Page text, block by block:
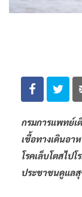
กรมการแพทย์
เชื้อทางเดินอา
โรคเล็บโตสไป
ประชาชนดูแล